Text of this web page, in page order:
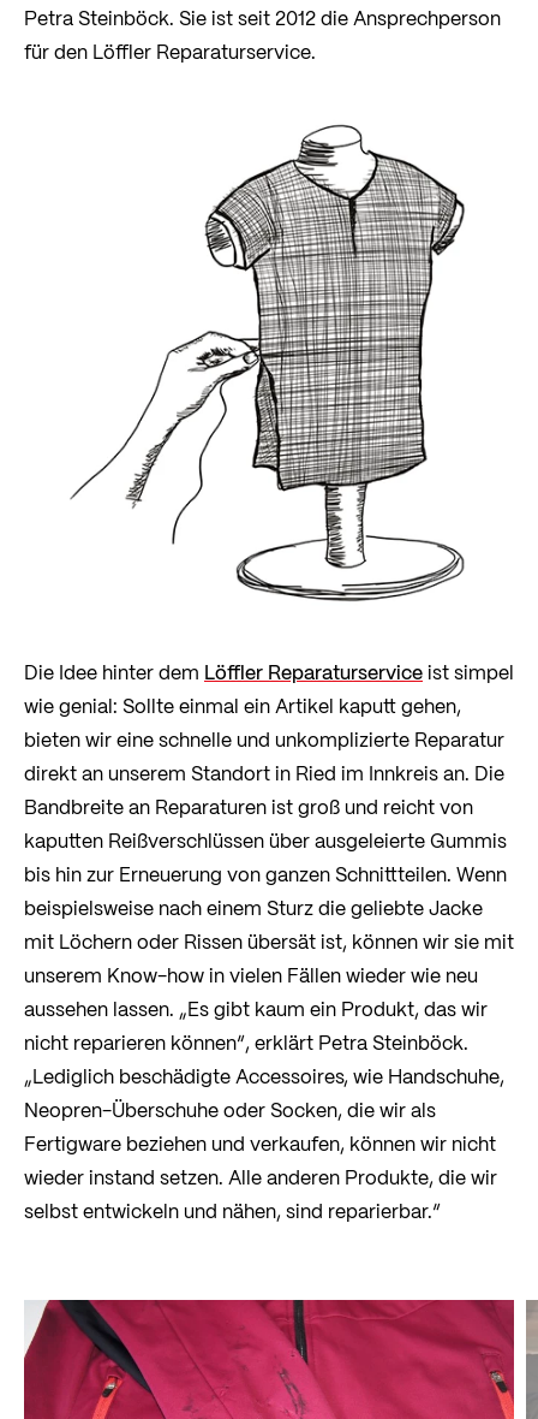
Petra Steinböck. Sie ist seit 2012 die Ansprechperson
für den Löffler Reparaturservice.
Die Idee hinter dem Löffler Reparaturserviceist simpel
wie genial: Sollte einmal ein Artikel kaputt gehen,
bieten wir eine schnelle und unkomplizierte Reparatur
direkt an unserem Standort in Ried im Innkreis an. Die
Bandbreite an Reparaturen ist groß und reicht von
kaputten Reißverschlüssen über ausgeleierte Gummis
bis hin zur Erneuerung von ganzen Schnittteilen. Wenn
beispielsweise nach einem Sturz die geliebte Jacke
mit Löchern oder Rissen übersät ist, können wir sie mit
unserem Know-how in vielen Fällen wieder wie neu
aussehen lassen. „Es gibt kaum ein Produkt, das wir
nicht reparieren können“, erklärt Petra Steinböck.
„Lediglich beschädigte Accessoires, wie Handschuhe,
Neopren-Überschuhe oder Socken, die wir als
Fertigware beziehen und verkaufen, können wir nicht
wieder instand setzen. Alle anderen Produkte, die wir
selbst entwickeln und nähen, sind reparierbar.“